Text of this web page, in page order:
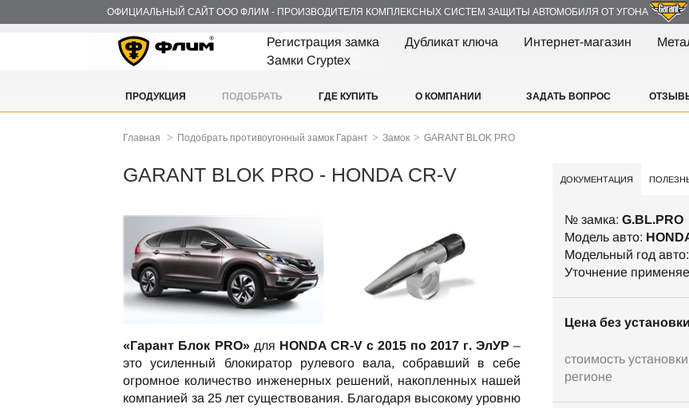
ОФИЦИАЛЬНЫЙ САЙТ ООО ФЛИМ - ПРОИЗВОДИТЕЛЯ КОМПЛЕКСНЫХ СИСТЕМ ЗАЩИТЫ АВТОМОБИЛЯ ОТ УГОНА
Регистрация замка Дубликат ключа Интернет-магазин
Замки Cryptex
ПРОДУКЦИЯ ПОДОБРАТЬ ГДЕ КУПИТЬ О КОМПАНИИ ЗАДАТЬ ВОПРОС
Главная > Подобрать противоугонный замок Гарант > Замок > GARANT BLOK PRO
GARANT BLOK PRO - HONDA CR-V
«Гарант Блок PRO»для HONDA CR-V c 2015 по 2017 г. ЭлУР –
это усиленный блокиратор рулевого вала, собравший в себе
огромное количество инженерных решений, накопленных нашей
компанией за 25 лет существования. Благодаря высокому уровню
ДОКУМЕНТАЦИЯ
№ замка: G.BL.PRO
Модель авто:
Модельный год авто:
Уточнение
Цена без
стоимость
регионе